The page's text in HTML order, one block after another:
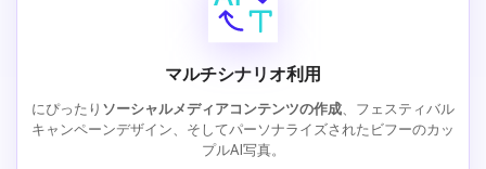
マルチシナリオ利用
にぴったり ソーシャルメディアコンテンツの作成、フェスティバル
キャンペーンデザイン、そしてパーソナライズされたビフーのカッ
プルAI写真。